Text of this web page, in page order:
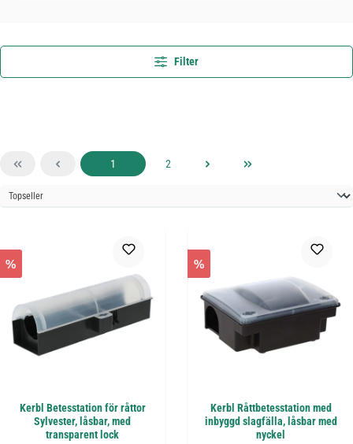
Filter
Sida
1 Sida
2
%
Kerbl Betesstation för råttor
Sylvester, låsbar, med
transparent lock
%
Kerbl Råttbetesstation med
inbyggd slagfälla, låsbar med
nyckel